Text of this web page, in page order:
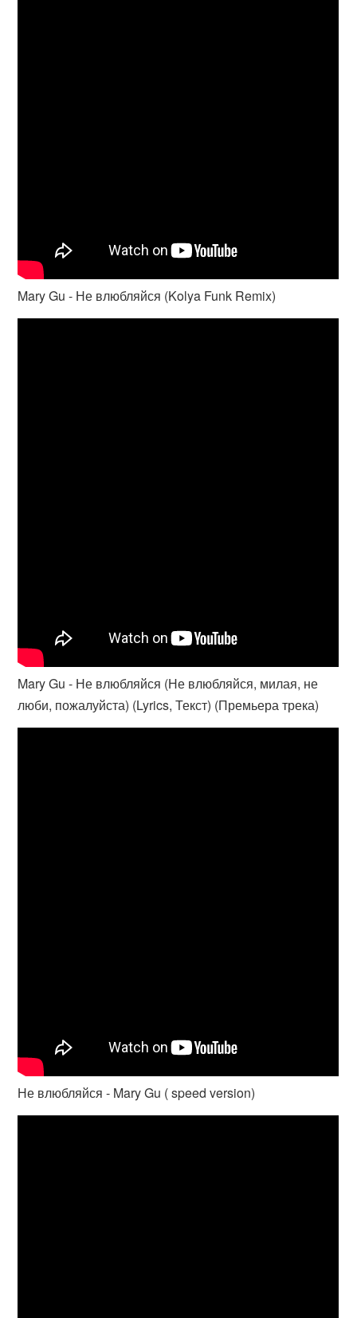
Mary Gu - Не влюбляйся (Kolya Funk Remix)
Mary Gu - Не влюбляйся (Не влюбляйся, милая, не
люби, пожалуйста) (Lyrics, Текст) (Премьера трека)
Не влюбляйся - Mary Gu ( speed version)